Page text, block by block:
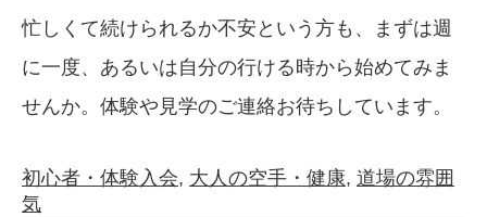
忙しくて続けられるか不安という方も、まずは週
に一度、あるいは自分の行ける時から始めてみま
せんか。体験や見学のご連絡お待ちしています。
初心者・体験入会, 大人の空手・健康, 道場の雰囲
気